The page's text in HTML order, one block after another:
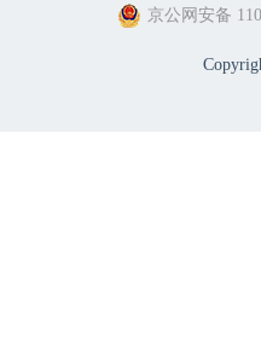
京公网安备